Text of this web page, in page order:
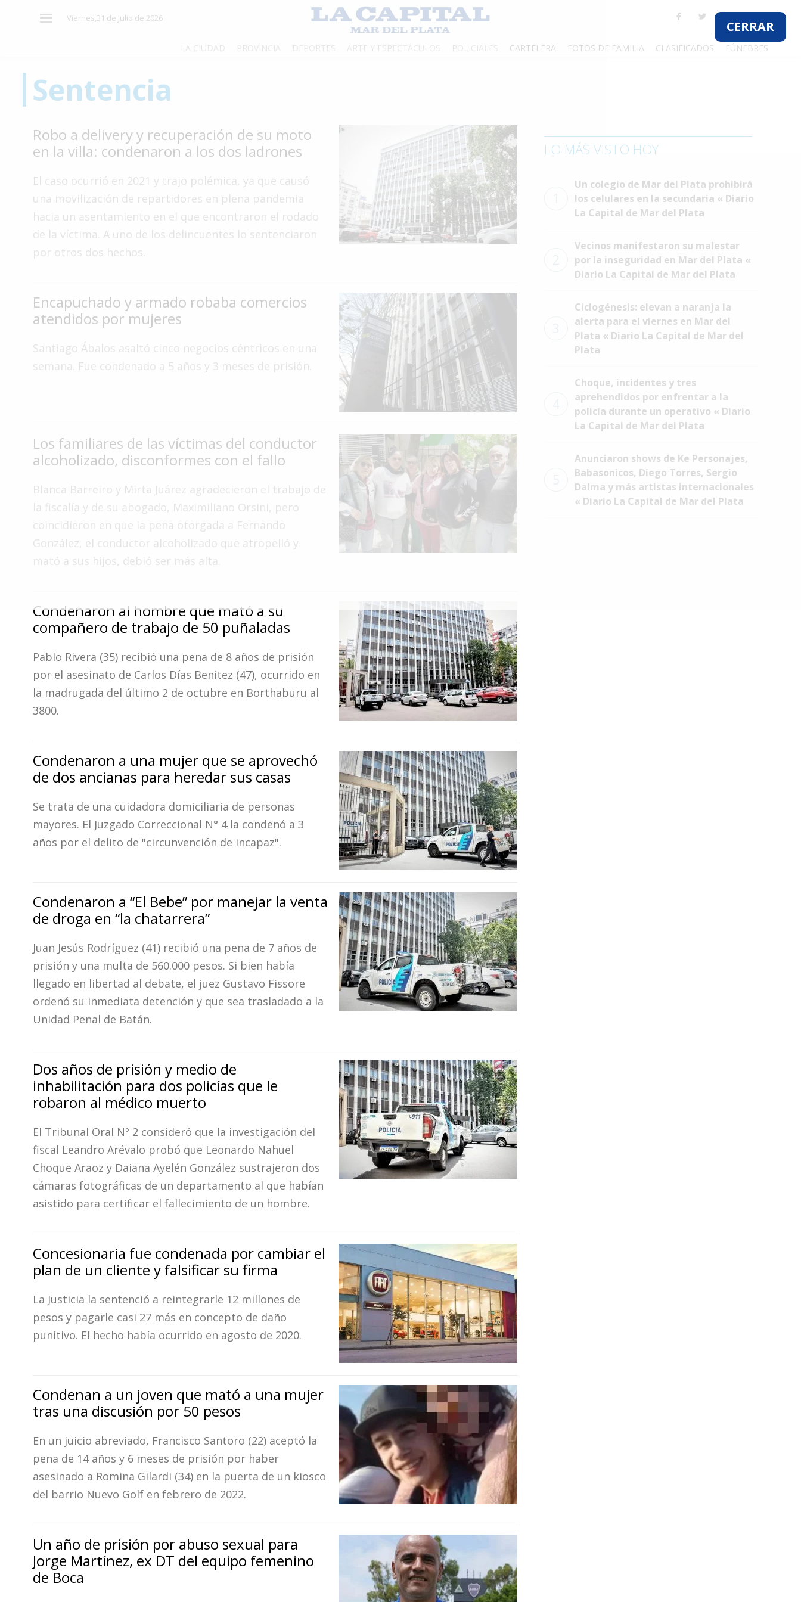
CERRAR
Viernes,31 de Julio de 2026
CARTELERA FOTOS DE FAMILIA CLASIFICADOS FÚNEBRES
País
Mundo
Tecnología
Gastronomía
Salud
General
Deportes
Cartelera
Fotos
Familia
Fúnebres
Sentencia
Robo a delivery y recuperación de su moto
en la villa: condenaron a los dos ladrones
El caso ocurrió en 2021 y trajo polémica, ya que causó
una movilización de repartidores en plena pandemia
hacia un asentamiento en el que encontraron el rodado
de la víctima. A uno de los delincuentes lo sentenciaron
por otros dos hechos.
Encapuchado y armado robaba comercios
atendidos por mujeres
Santiago Ábalos asaltó cinco negocios céntricos en una
semana. Fue condenado a 5 años y 3 meses de prisión.
Los familiares de las víctimas del conductor
alcoholizado, disconformes con el fallo
Blanca Barreiro y Mirta Juárez agradecieron el trabajo de
la fiscalía y de su abogado, Maximiliano Orsini, pero
coincidieron en que la pena otorgada a Fernando
González, el conductor alcoholizado que atropelló y
mató a sus hijos, debió ser más alta.
Condenaron al hombre que mató a su
compañero de trabajo de 50 puñaladas
Pablo Rivera (35) recibió una pena de 8 años de prisión
por el asesinato de Carlos Días Benitez (47), ocurrido en
la madrugada del último 2 de octubre en Borthaburu al
3800.
Condenaron a una mujer que se aprovechó
de dos ancianas para heredar sus casas
Se trata de una cuidadora domiciliaria de personas
mayores. El Juzgado Correccional N° 4 la condenó a 3
años por el delito de "circunvención de incapaz".
Condenaron a “El Bebe” por manejar la venta
de droga en “la chatarrera”
Juan Jesús Rodríguez (41) recibió una pena de 7 años de
prisión y una multa de 560.000 pesos. Si bien había
llegado en libertad al debate, el juez Gustavo Fissore
ordenó su inmediata detención y que sea trasladado a la
Unidad Penal de Batán.
Dos años de prisión y medio de
inhabilitación para dos policías que le
robaron al médico muerto
El Tribunal Oral Nº 2 consideró que la investigación del
fiscal Leandro Arévalo probó que Leonardo Nahuel
Choque Araoz y Daiana Ayelén González sustrajeron dos
cámaras fotográficas de un departamento al que habían
asistido para certificar el fallecimiento de un hombre.
Concesionaria fue condenada por cambiar el
plan de un cliente y falsificar su firma
La Justicia la sentenció a reintegrarle 12 millones de
pesos y pagarle casi 27 más en concepto de daño
punitivo. El hecho había ocurrido en agosto de 2020.
Condenan a un joven que mató a una mujer
tras una discusión por 50 pesos
En un juicio abreviado, Francisco Santoro (22) aceptó la
pena de 14 años y 6 meses de prisión por haber
asesinado a Romina Gilardi (34) en la puerta de un kiosco
del barrio Nuevo Golf en febrero de 2022.
Un año de prisión por abuso sexual para
Jorge Martínez, ex DT del equipo femenino
de Boca
LO MÁS VISTO HOY
Un colegio de Mar del Plata prohibirá
los celulares en la secundaria « Diario
La Capital de Mar del Plata
Vecinos manifestaron su malestar
por la inseguridad en Mar del Plata «
Diario La Capital de Mar del Plata
Ciclogénesis: elevan a naranja la
alerta para el viernes en Mar del
Plata « Diario La Capital de Mar del
Plata
Choque, incidentes y tres
aprehendidos por enfrentar a la
policía durante un operativo « Diario
La Capital de Mar del Plata
Anunciaron shows de Ke Personajes,
Babasonicos, Diego Torres, Sergio
Dalma y más artistas internacionales
« Diario La Capital de Mar del Plata